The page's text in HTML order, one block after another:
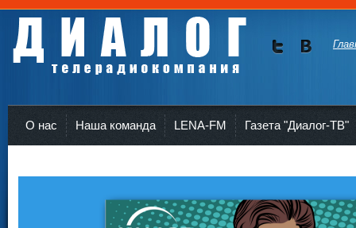
О нас Наша команда LENA-FM Газета "Диалог-ТВ"